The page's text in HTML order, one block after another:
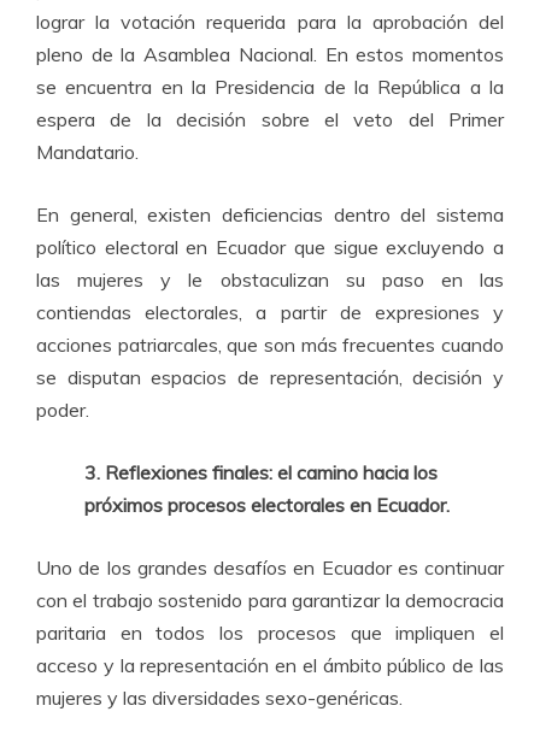
lograr la votación requerida para la aprobación del
pleno de la Asamblea Nacional. En estos momentos
se encuentra en la Presidencia de la República a la
espera de la decisión sobre el veto del Primer
Mandatario.
En general, existen deficiencias dentro del sistema
político electoral en Ecuador que sigue excluyendo a
las mujeres y le obstaculizan su paso en las
contiendas electorales, a partir de expresiones y
acciones patriarcales, que son más frecuentes cuando
se disputan espacios de representación, decisión y
poder.
3. Reflexiones finales: el camino hacia los
próximos procesos electorales en Ecuador.
Uno de los grandes desafíos en Ecuador es continuar
con el trabajo sostenido para garantizar la democracia
paritaria en todos los procesos que impliquen el
acceso y la representación en el ámbito público de las
mujeres y las diversidades sexo-genéricas.